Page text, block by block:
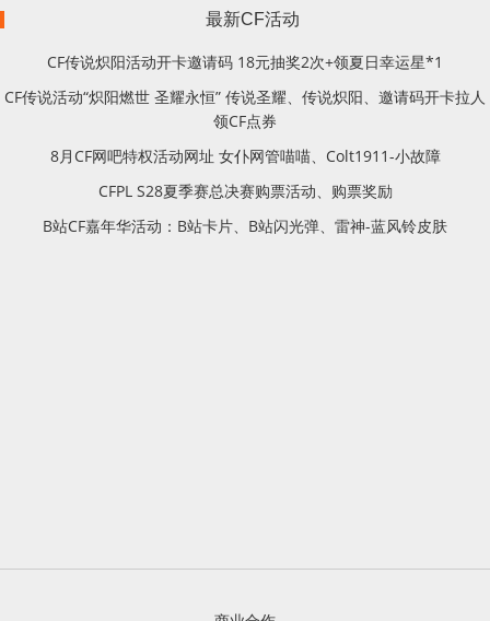
最新CF活动
CF传说炽阳活动开卡邀请码 18元抽奖2次+领夏日幸运星*1
CF传说活动“炽阳燃世 圣耀永恒” 传说圣耀、传说炽阳、邀请码开卡拉人
领CF点券
8月CF网吧特权活动网址 女仆网管喵喵、Colt1911-小故障
CFPL S28夏季赛总决赛购票活动、购票奖励
B站CF嘉年华活动：B站卡片、B站闪光弹、雷神-蓝风铃皮肤